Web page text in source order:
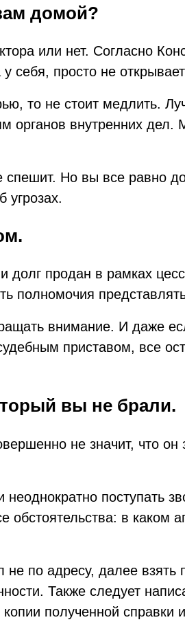
домой?
или нет. Согласно
себя, просто не
то не стоит медлить.
органов внутренних
Но вы все равно
угрозах.
продан в рамках
полномочия
внимание. И даже
приставом, все
вы не брали.
не значит, что
поступать
в каком
по адресу, далее
Также следует
полученной справки